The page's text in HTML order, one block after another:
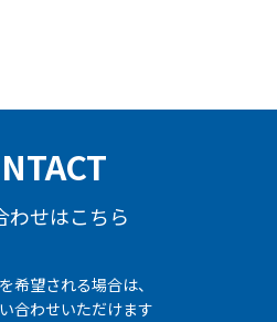
わせはこちら
希望される場合は、
合わせいただけます